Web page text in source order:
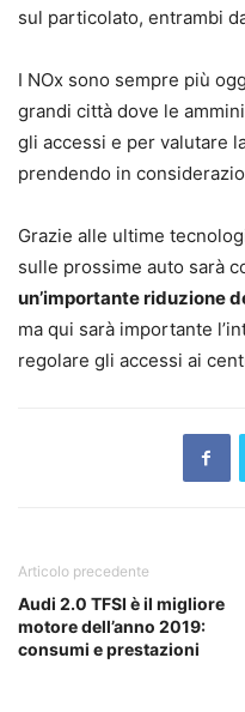
sul particolato, entrambi
I NOx sono sempre più
grandi città dove le
gli accessi e per valutare
prendendo in
Grazie alle ultime
sulle prossime auto sarà
un’importante riduzione
ma qui sarà importante
regolare gli accessi ai
Articolo precedente
Audi 2.0 TFSI è il migliore
motore dell’anno 2019:
consumi e prestazioni